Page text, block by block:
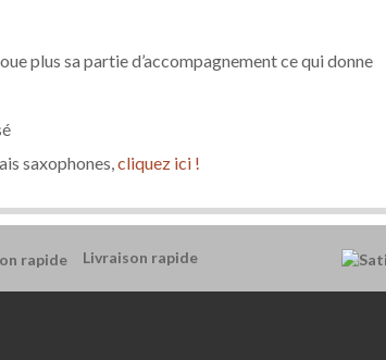
plus sa partie d’accompagnement ce qui donne
saxophones,cliquez ici !
Livraison rapide